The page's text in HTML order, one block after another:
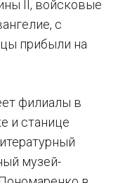
II, войсковые
с
прибыли на
филиалы в
и станице
музей-